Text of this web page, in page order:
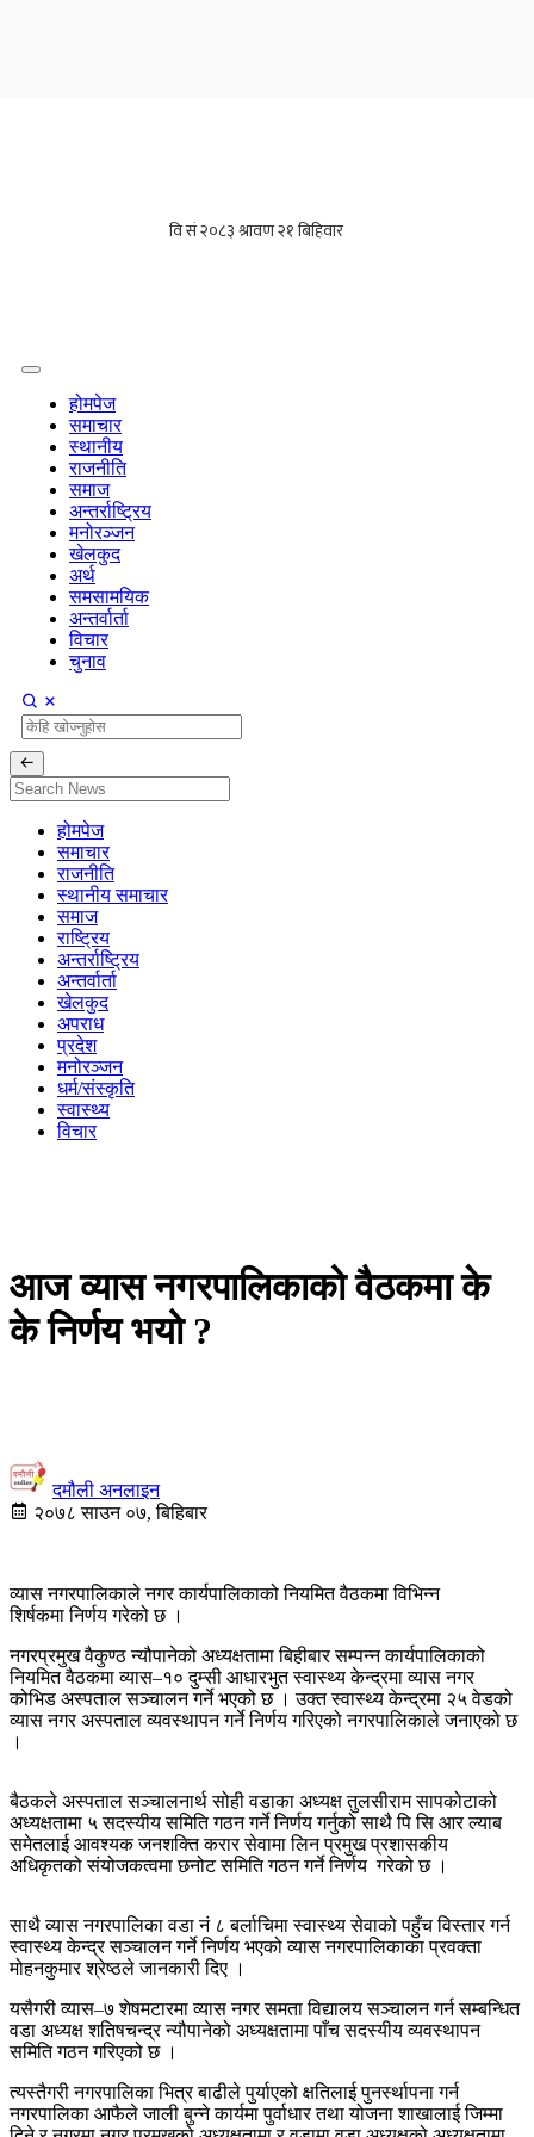
होमपेज
समाचार
स्थानीय
राजनीति
समाज
अन्तर्राष्ट्रिय
मनोरञ्जन
खेलकुद
अर्थ
समसामयिक
अन्तर्वार्ता
विचार
चुनाव
होमपेज
समाचार
राजनीति
स्थानीय समाचार
समाज
राष्ट्रिय
अन्तर्राष्ट्रिय
अन्तर्वार्ता
खेलकुद
अपराध
प्रदेश
मनोरञ्जन
धर्म/संस्कृति
स्वास्थ्य
विचार
आज व्यास नगरपालिकाको वैठकमा के
के निर्णय भयो ?
दमौली अनलाइन
२०७८ साउन ०७, बिहिबार
व्यास नगरपालिकाले नगर कार्यपालिकाको नियमित वैठकमा विभिन्न
शिर्षकमानिर्णय गरेको छ ।
नगरप्रमुख वैकुण्ठ न्यौपानेको अध्यक्षतामा बिहीबार सम्पन्न कार्यपालिकाको
नियमित वैठकमा व्यास–१० दुम्सी आधारभुत स्वास्थ्य केन्द्रमा व्यास नगर
कोभिड अस्पताल सञ्चालन गर्ने भएको छ । उक्त स्वास्थ्य केन्द्रमा २५ वेडको
व्यास नगर अस्पताल व्यवस्थापन गर्ने निर्णय गरिएको नगरपालिकाले जनाएको छ
।
बैठकले अस्पताल सञ्चालनार्थ सोही वडाका अध्यक्ष तुलसीराम सापकोटाको
अध्यक्षतामा ५ सदस्यीय समिति गठन गर्ने निर्णय गर्नुको साथै पि सि आर ल्याब
समेतलाई आवश्यक जनशक्ति करार सेवामा लिन प्रमुख प्रशासकीय
अधिकृतको संयोजकत्वमा छनोट समिति गठन गर्ने निर्णय गरेको छ ।
साथै व्यास नगरपालिका वडा नं ८ बर्लाचिमा स्वास्थ्य सेवाको पहुँच विस्तार गर्न
स्वास्थ्य केन्द्र सञ्चालन गर्ने निर्णय भएको व्यास नगरपालिकाका प्रवक्ता
मोहनकुमार श्रेष्ठले जानकारी दिए ।
यसैगरी व्यास–७ शेषमटारमा व्यास नगर समता विद्यालय सञ्चालन गर्न सम्बन्धित
वडा अध्यक्ष शतिषचन्द्र न्यौपानेको अध्यक्षतामा पाँच सदस्यीय व्यवस्थापन
समिति गठन गरिएको छ ।
त्यस्तैगरी नगरपालिका भित्र बाढीले पुर्याएको क्षतिलाई पुनर्स्थापना गर्न
नगरपालिका आफैले जाली बुन्ने कार्यमा पुर्वाधार तथा योजना शाखालाई जिम्मा